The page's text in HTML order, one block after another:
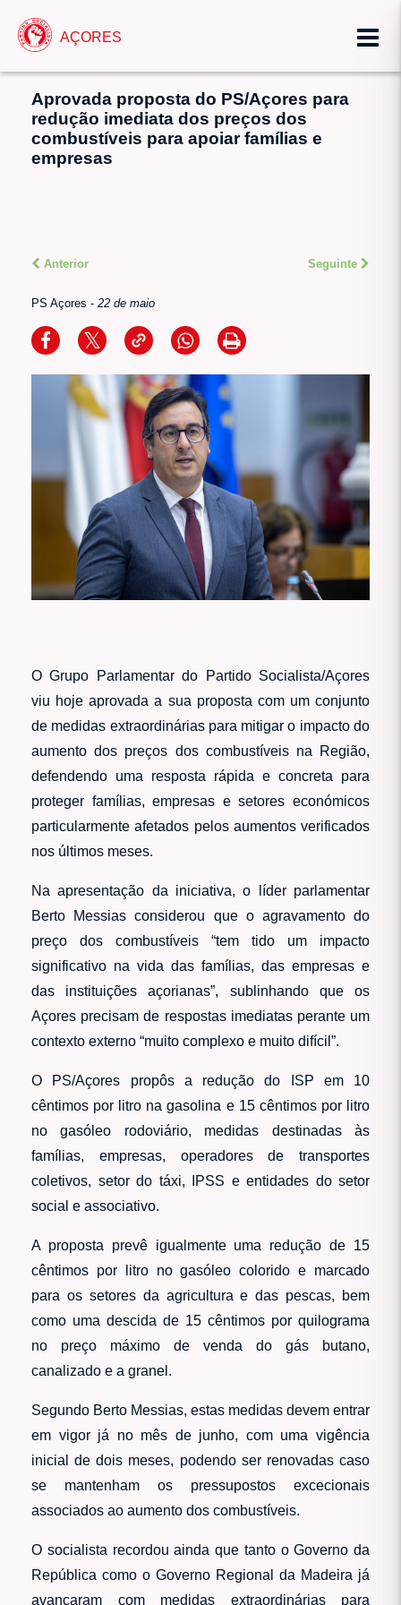
AÇORES
Aprovada proposta do PS/Açores para
redução imediata dos preços dos
combustíveis para apoiar famílias e
empresas
Anterior Seguinte
PS Açores - 22 de maio
O Grupo Parlamentar do Partido Socialista/Açores
viu hoje aprovada a sua proposta com um conjunto
de medidas extraordinárias para mitigar o impacto do
aumento dos preços dos combustíveis na Região,
defendendo uma resposta rápida e concreta para
proteger famílias, empresas e setores económicos
particularmente afetados pelos aumentos verificados
nos últimos meses.
Na apresentação da iniciativa, o líder parlamentar
Berto Messias considerou que o agravamento do
preço dos combustíveis “tem tido um impacto
significativo na vida das famílias, das empresas e
das instituições açorianas”, sublinhando que os
Açores precisam de respostas imediatas perante um
contexto externo “muito complexo e muito difícil”.
O PS/Açores propôs a redução do ISP em 10
cêntimos por litro na gasolina e 15 cêntimos por litro
no gasóleo rodoviário, medidas destinadas às
famílias, empresas, operadores de transportes
coletivos, setor do táxi, IPSS e entidades do setor
social e associativo.
A proposta prevê igualmente uma redução de 15
cêntimos por litro no gasóleo colorido e marcado
para os setores da agricultura e das pescas, bem
como uma descida de 15 cêntimos por quilograma
no preço máximo de venda do gás butano,
canalizado e a granel.
Segundo Berto Messias, estas medidas devem entrar
em vigor já no mês de junho, com uma vigência
inicial de dois meses, podendo ser renovadas caso
se mantenham os pressupostos excecionais
associados ao aumento dos combustíveis.
O socialista recordou ainda que tanto o Governo da
República como o Governo Regional da Madeira já
avançaram com medidas extraordinárias para